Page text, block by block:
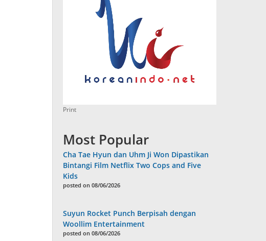
Print
Most Popular
Cha Tae Hyun dan Uhm Ji Won Dipastikan
Bintangi Film Netflix Two Cops and Five
Kids
posted on 08/06/2026
Suyun Rocket Punch Berpisah dengan
Woollim Entertainment
posted on 08/06/2026